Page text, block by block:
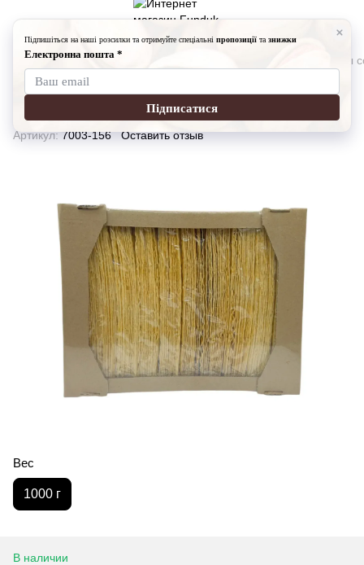
Снеки Чипсы Картофельные чипсы
Картофельные чипсы со вкусом
укроп и сметаны, 1 кг
Артикул:7003-156 Оставить отзыв
Вес
1000 г
В наличии